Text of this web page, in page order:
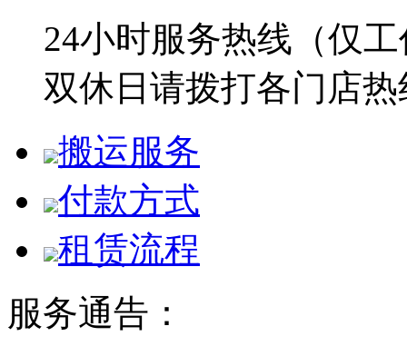
24小时服务热线（仅
双休日请拨打各门店
搬运服务
付款方式
租赁流程
服务通告：